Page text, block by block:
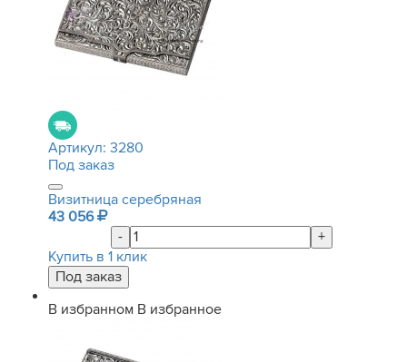
Артикул: 3280
Под заказ
Визитница серебряная
43 056
-
+
Купить в 1 клик
В избранном В избранное